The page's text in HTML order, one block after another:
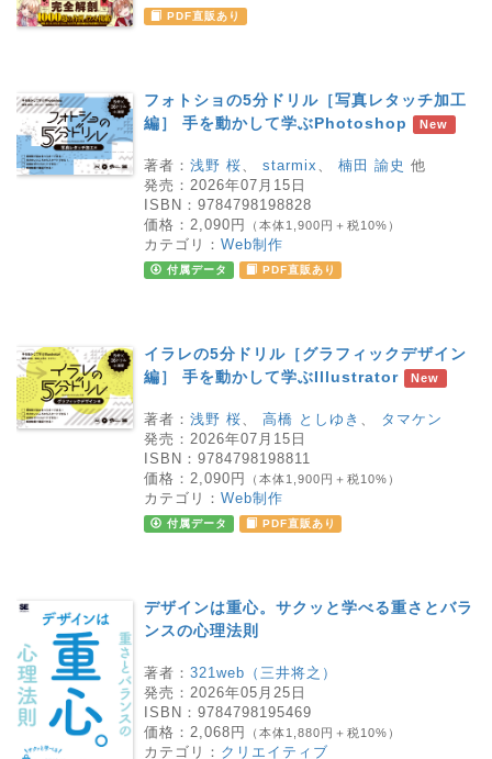
PDF直販あり
フォトショの5分ドリル［写真レタッチ加工
編］ 手を動かして学ぶPhotoshop
New
著者： 浅野 桜 starmix 楠田 諭史 他
発売： 2026年07月15日
ISBN： 9784798198828
価格： 2,090円 （本体1,900円＋税10%）
カテゴリ： Web制作
付属データ PDF直販あり
イラレの5分ドリル［グラフィックデザイン
編］ 手を動かして学ぶIllustrator
New
著者： 浅野 桜 高橋 としゆき
タマケン
発売： 2026年07月15日
ISBN： 9784798198811
価格： 2,090円 （本体1,900円＋税10%）
カテゴリ： Web制作
付属データ PDF直販あり
デザインは重心。サクッと学べる重さとバラ
ンスの心理法則
著者： 321web（三井将之）
発売： 2026年05月25日
ISBN： 9784798195469
価格： 2,068円 （本体1,880円＋税10%）
カテゴリ： クリエイティブ